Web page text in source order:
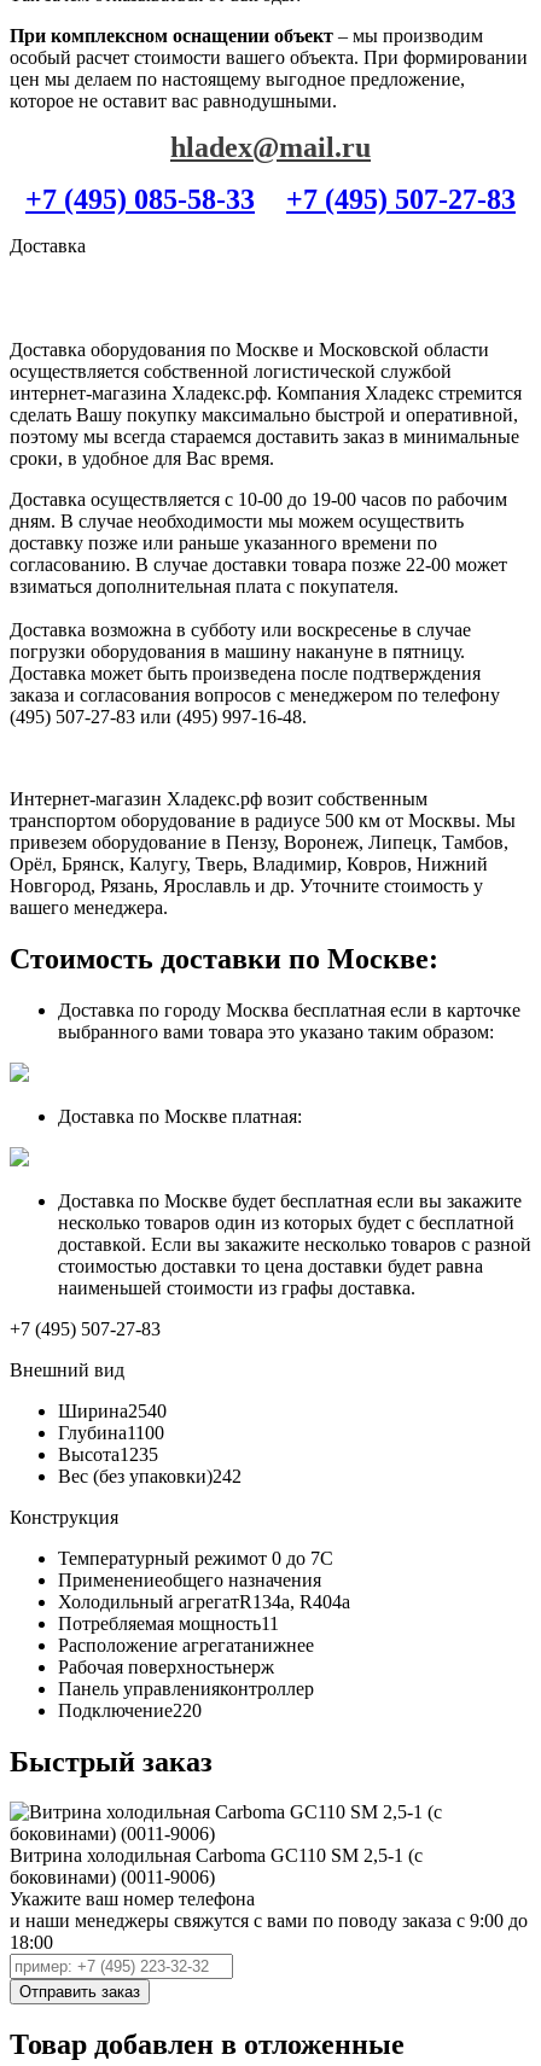
При комплексном оснащении объект – мы производим
особый расчет стоимости вашего объекта. При формировании
цен мы делаем по настоящему выгодное предложение,
которое не оставит вас равнодушными.
hladex@mail.ru
+7 (495) 085-58-33
+7 (495) 507-27-83
Доставка
Доставка оборудования по Москве и Московской области
осуществляется собственной логистической службой
интернет-магазина Хладекс.рф. Компания Хладекс стремится
сделать Вашу покупку максимально быстрой и оперативной,
поэтому мы всегда стараемся доставить заказ в минимальные
сроки, в удобное для Вас время.
Доставка осуществляется с 10-00 до 19-00 часов по рабочим
дням. В случае необходимости мы можем осуществить
доставку позже или раньше указанного времени по
согласованию. В случае доставки товара позже 22-00 может
взиматься дополнительная плата с покупателя.
Доставка возможна в субботу или воскресенье в случае
погрузки оборудования в машину накануне в пятницу.
Доставка может быть произведена после подтверждения
заказа и согласования вопросов с менеджером по телефону
(495) 507-27-83 или (495) 997-16-48.
Интернет-магазин Хладекс.рф возит собственным
транспортом оборудование в радиусе 500 км от Москвы. Мы
привезем оборудование в Пензу, Воронеж, Липецк, Тамбов,
Орёл, Брянск, Калугу, Тверь, Владимир, Ковров, Нижний
Новгород, Рязань, Ярославль и др. Уточните стоимость у
вашего менеджера.
Стоимость доставки по Москве:
Доставка по городу Москва бесплатная если в карточке
выбранного вами товара это указано таким образом:
Доставка по Москве платная:
Доставка по Москве будет бесплатная если вы закажите
несколько товаров один из которых будет с бесплатной
доставкой. Если вы закажите несколько товаров с разной
стоимостью доставки то цена доставки будет равна
наименьшей стоимости из графы доставка.
+7 (495) 507-27-83
Внешний вид
Ширина2540
Глубина1100
Высота1235
Вес (без упаковки)242
Конструкция
Температурный режимот 0 до 7C
Применениеобщего назначения
Холодильный агрегатR134a, R404a
Потребляемая мощность11
Расположение агрегатанижнее
Рабочая поверхностьнерж
Панель управленияконтроллер
Подключение220
Быстрый заказ
Витрина холодильная Carboma GC110 SM 2,5-1 (с
боковинами) (0011-9006)
Укажите ваш номер телефона
и наши менеджеры свяжутся с вами по поводу заказа с 9:00 до
18:00
Товар добавлен в отложенные